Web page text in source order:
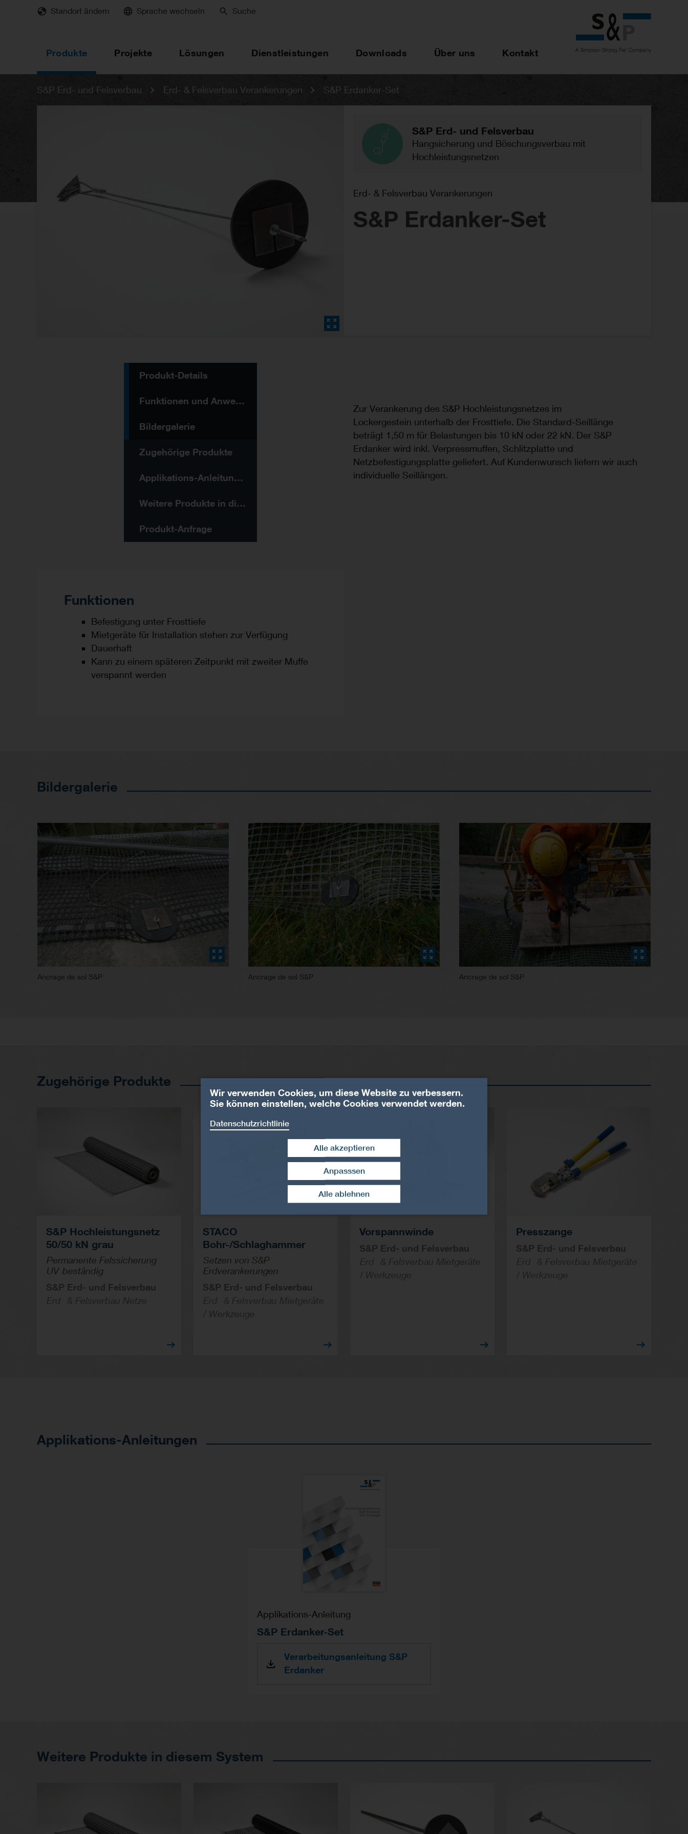
Standort ändern Sprache wechseln Suche
Produkte Projekte Lösungen Dienstleistungen Downloads Über uns Kontakt
S&P Erd- und Felsverbau Erd- & Felsverbau Verankerungen S&P Erdanker-Set
S&P Erd- und Felsverbau
Hangsicherung und Böschungsverbau mit
Hochleistungsnetzen
Erd- & Felsverbau Verankerungen
S&P Erdanker-Set
Produkt-Details
Funktionen und Anwendungsbereiche
Bildergalerie
Zugehörige Produkte
Applikations-Anleitungen
Weitere Produkte in diesem System
Produkt-Anfrage
Zur Verankerung des S&P Hochleistungsnetzes im
Lockergestein unterhalb der Frosttiefe. Die Standard-Seillänge
beträgt 1,50 m für Belastungen bis 10 kN oder 22 kN. Der S&P
Erdanker wird inkl. Verpressmuffen, Schlitzplatte und
Netzbefestigungsplatte geliefert. Auf Kundenwunsch liefern wir auch
individuelle Seillängen.
Funktionen
Befestigung unter Frosttiefe
Mietgeräte für Installation stehen zur Verfügung
Dauerhaft
Kann zu einem späteren Zeitpunkt mit zweiter Muffe
verspannt werden
Bildergalerie
Ancrage de sol S&P Ancrage de sol S&P Ancrage de sol S&P
Zugehörige Produkte
S&P Hochleistungsnetz
50/50 kN grau
Permanente Felssicherung
UV-beständig
S&P Erd- und Felsverbau
Erd- & Felsverbau Netze
STACO
Bohr-/Schlaghammer
Setzen von S&P
Erdverankerungen
S&P Erd- und Felsverbau
Erd- & Felsverbau Mietgeräte
/ Werkzeuge
Vorspannwinde
S&P Erd- und Felsverbau
Erd- & Felsverbau Mietgeräte
/ Werkzeuge
Presszange
S&P Erd- und Felsverbau
Erd- & Felsverbau Mietgeräte
/ Werkzeuge
Applikations-Anleitungen
Applikations-Anleitung
S&P Erdanker-Set
Verarbeitungsanleitung S&P
Erdanker
Weitere Produkte in diesem System
Wir verwenden Cookies, um diese Website zu verbessern.
Sie können einstellen, welche Cookies verwendet werden.
Datenschutzrichtlinie
Alle ablehnen
Alle akzeptieren
Zustimmung widerrufen
Anpasssen